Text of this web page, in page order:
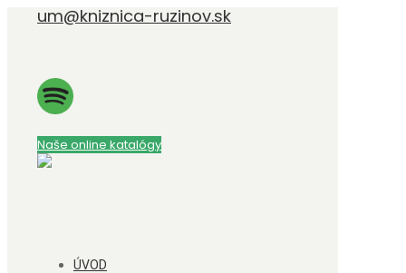
um@kniznica-ruzinov.sk
Naše online katalógy
ÚVOD